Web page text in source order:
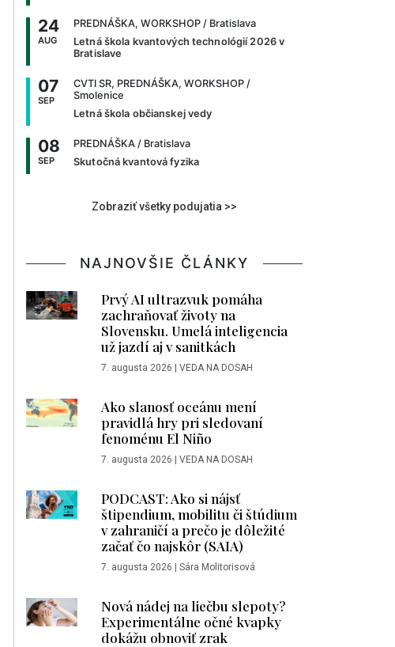
24
AUG
PREDNÁŠKA, WORKSHOP / Bratislava
Letná škola kvantových technológií 2026 v
Bratislave
07
SEP
CVTI SR, PREDNÁŠKA, WORKSHOP /
Smolenice
Letná škola občianskej vedy
08
SEP
PREDNÁŠKA / Bratislava
Skutočná kvantová fyzika
Zobraziť všetky podujatia >>
NAJNOVŠIE ČLÁNKY
Prvý AI ultrazvuk pomáha
zachraňovať životy na
Slovensku. Umelá inteligencia
už jazdí aj v sanitkách
7. augusta 2026 | VEDA NA DOSAH
Ako slanosť oceánu mení
pravidlá hry pri sledovaní
fenoménu El Niño
7. augusta 2026 | VEDA NA DOSAH
PODCAST: Ako si nájsť
štipendium, mobilitu či štúdium
v zahraničí a prečo je dôležité
začať čo najskôr (SAIA)
7. augusta 2026 | Sára Molitorisová
Nová nádej na liečbu slepoty?
Experimentálne očné kvapky
dokážu obnoviť zrak